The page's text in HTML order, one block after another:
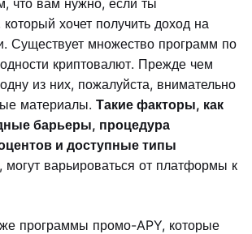
что вам нужно, если ты
который хочет получить доход на
Существует множество программ по
криптовалют. Прежде чем
из них, пожалуйста, внимательно
материалы. Такие факторы, как
барьеры, процедура
и доступные типы
, могут варьироваться от платформы к
программы промо-APY, которые